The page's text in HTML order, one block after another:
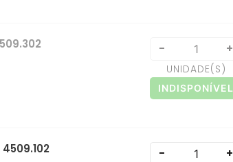
- +
UNIDADE(S)
INDISPONÍVEL
- +